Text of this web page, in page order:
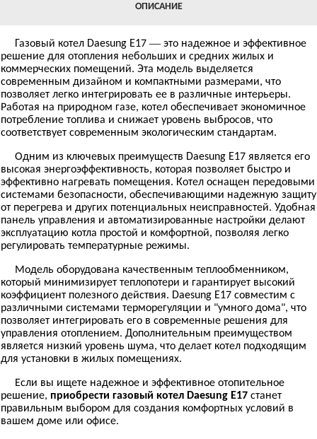
ОПИСАНИЕ
Газовый котел Daesung E17 — это надежное и эффективное
решение для отопления небольших и средних жилых и
коммерческих помещений. Эта модель выделяется
современным дизайном и компактными размерами, что
позволяет легко интегрировать ее в различные интерьеры.
Работая на природном газе, котел обеспечивает экономичное
потребление топлива и снижает уровень выбросов, что
соответствует современным экологическим стандартам.
Одним из ключевых преимуществ Daesung E17 является его
высокая энергоэффективность, которая позволяет быстро и
эффективно нагревать помещения. Котел оснащен передовыми
системами безопасности, обеспечивающими надежную защиту
от перегрева и других потенциальных неисправностей. Удобная
панель управления и автоматизированные настройки делают
эксплуатацию котла простой и комфортной, позволяя легко
регулировать температурные режимы.
Модель оборудована качественным теплообменником,
который минимизирует теплопотери и гарантирует высокий
коэффициент полезного действия. Daesung E17 совместим с
различными системами терморегуляции и "умного дома", что
позволяет интегрировать его в современные решения для
управления отоплением. Дополнительным преимуществом
является низкий уровень шума, что делает котел подходящим
для установки в жилых помещениях.
Если вы ищете надежное и эффективное отопительное
решение, приобрести газовый котел Daesung E17 станет
правильным выбором для создания комфортных условий в
вашем доме или офисе.